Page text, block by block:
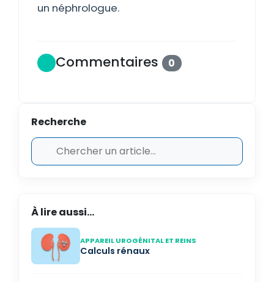
un néphrologue.
Commentaires 0
Recherche
À lire aussi...
APPAREIL UROGÉNITAL ET REINS
Calculs rénaux